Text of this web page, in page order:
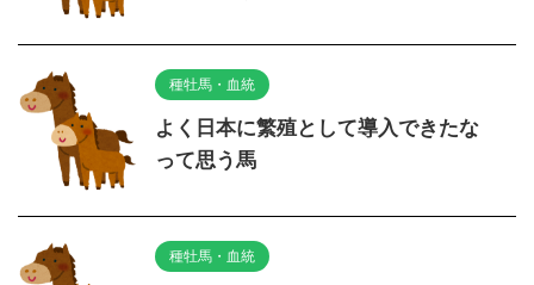
種牡馬・血統
よく日本に繁殖として導入できたな
って思う馬
種牡馬・血統